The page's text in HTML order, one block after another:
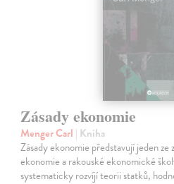
Zásady ekonomie
Menger Carl | Kniha
Zásady ekonomie představují jeden
ekonomie a rakouské ekonomické
systematicky rozvíjí teorii statků,